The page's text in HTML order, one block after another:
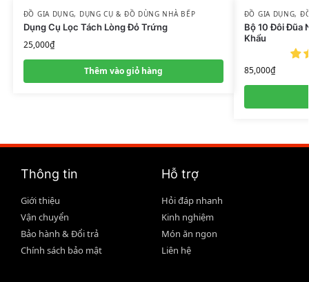
ĐỒ GIA DỤNG, DỤNG CỤ & ĐỒ DÙNG NHÀ BẾP
Dụng Cụ Lọc Tách Lòng Đỏ Trứng
25,000₫
Thêm vào giỏ hàng
ĐỒ GIA DỤNG,
Bộ 10 Đôi Đũa
Khẩu
85,000₫
Thông tin
Giới thiệu
Vận chuyển
Bảo hành & Đổi trả
Chính sách bảo mật
Hỗ trợ
Hỏi đáp nhanh
Kinh nghiệm
Món ăn ngon
Liên hệ